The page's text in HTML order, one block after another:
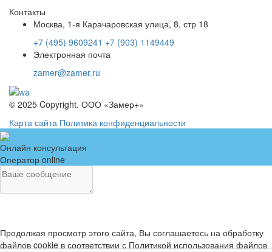
Контакты
Москва, 1-я Карачаровская улица, 8, стр 18
+7 (495) 9609241 +7 (903) 1149449
Электронная почта
zamer@zamer.ru
© 2025 Copyright. ООО «Замер+»
Карта сайта Политика конфиденциальности
Онлайн консультация
Оператор online
Продолжая просмотр этого сайта, Вы соглашаетесь на обработку
файлов cookie в соответствии с Политикой использования файлов